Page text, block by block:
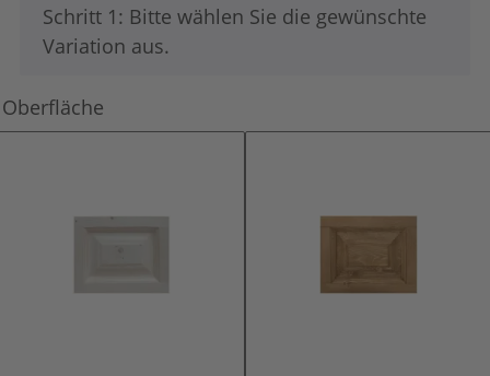
x
Schritt 1: Bitte wählen Sie die gewünschte
Variation aus.
Oberfläche